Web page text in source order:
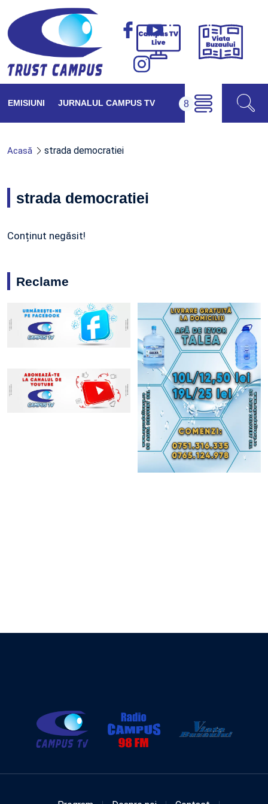
Campus
Viața
EMISIUNI JURNALUL CAMPUS TV
Acasă strada democratiei
strada democratiei
Conținut negăsit!
Reclame